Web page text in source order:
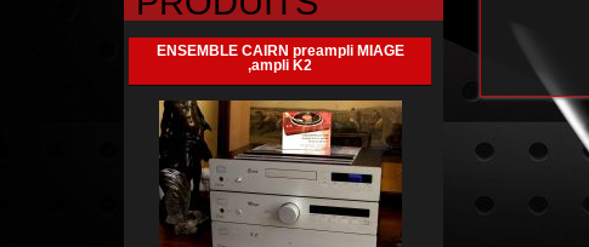
ENSEMBLE CAIRN preampli MIAGE
,ampli K2